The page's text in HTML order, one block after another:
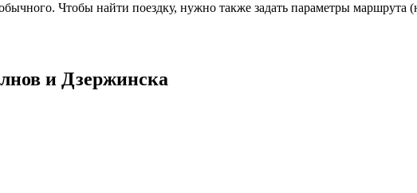
Чтобы найти поездку, нужно также задать параметры маршрута
и Дзержинска